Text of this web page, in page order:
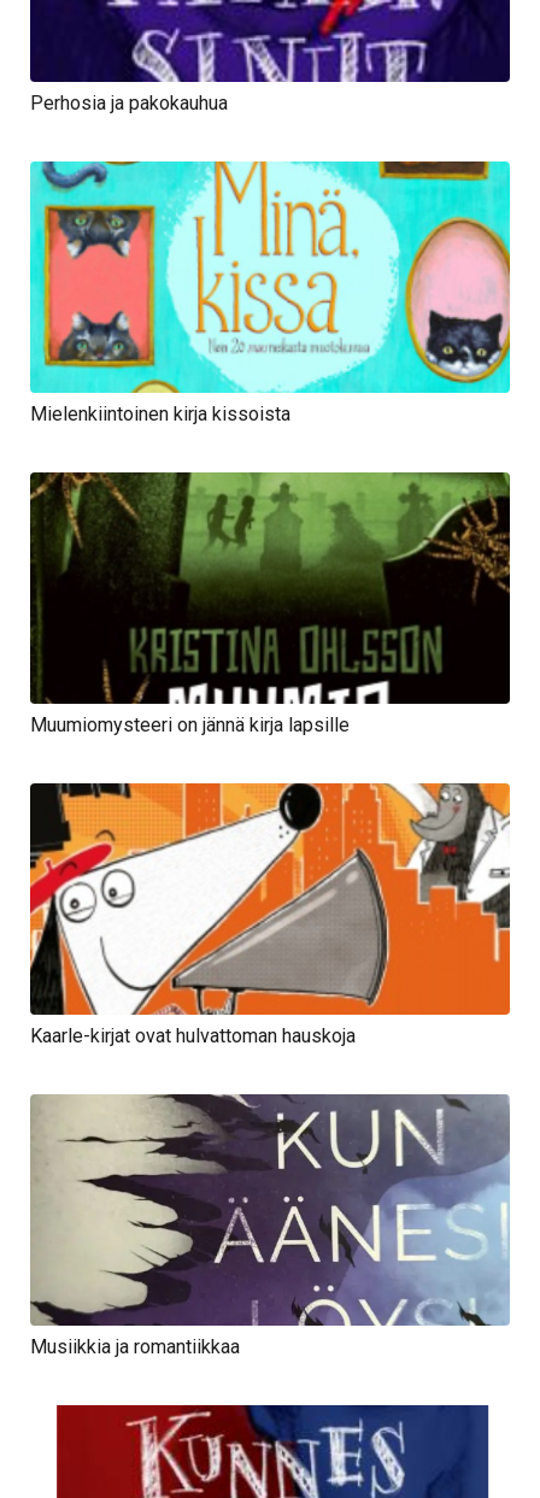
Perhosia ja pakokauhua
Mielenkiintoinen kirja kissoista
Muumiomysteeri on jännä kirja lapsille
Kaarle-kirjat ovat hulvattoman hauskoja
Musiikkia ja romantiikkaa